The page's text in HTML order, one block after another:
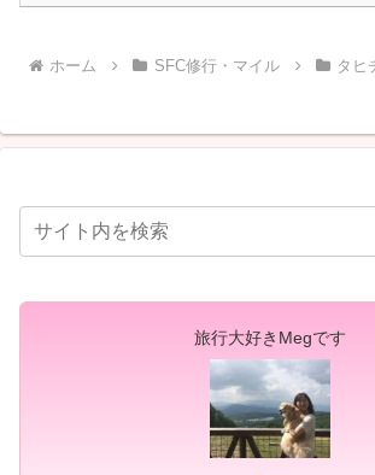
ホーム SFC修行・マイル タヒ
旅行大好きMegです